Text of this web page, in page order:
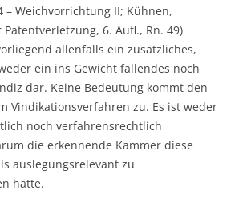
– Weichvorrichtung II; Kühnen,
6. Aufl., Rn. 49)
allenfalls ein zusätzliches,
ein ins Gewicht fallendes noch
dar. Keine Bedeutung kommt den
Vindikationsverfahren zu. Es ist weder
noch verfahrensrechtlich
die erkennende Kammer diese
auslegungsrelevant zu
hätte.